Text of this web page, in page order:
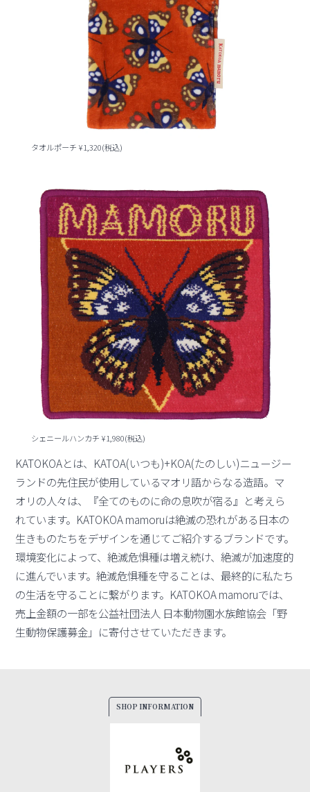
タオルポーチ ¥1,320(税込)
シェニールハンカチ ¥1,980(税込)
KATOKOAとは、KATOA(いつも)+KOA(たのしい)ニュージー
ランドの先住民が使用しているマオリ語からなる造語。マ
オリの人々は、『全てのものに命の息吹が宿る』と考えら
れています。KATOKOA mamoruは絶滅の恐れがある日本の
生きものたちをデザインを通じてご紹介するブランドです。
環境変化によって、絶滅危惧種は増え続け、絶滅が加速度的
に進んでいます。絶滅危惧種を守ることは、最終的に私たち
の生活を守ることに繋がります。KATOKOA mamoruでは、
売上金額の一部を公益社団法人 日本動物園水族館協会「野
生動物保護募金」に寄付させていただきます。
SHOP INFORMATION